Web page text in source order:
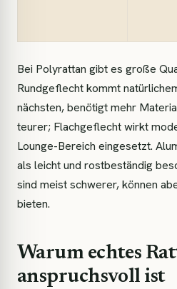
Bei Polyrattan gibt es große
Rundgeflecht kommt
nächsten, benötigt mehr
teurer; Flachgeflecht wirkt
Lounge-Bereich eingesetzt.
als leicht und rostbeständig
sind meist schwerer, können
bieten.
Warum echtes
anspruchsvoll ist